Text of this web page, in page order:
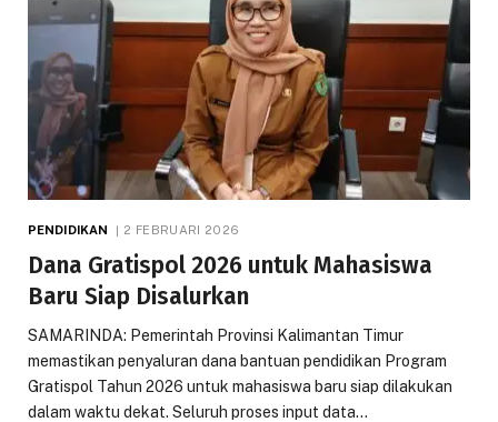
PENDIDIKAN 2 FEBRUARI 2026
Dana Gratispol 2026 untuk Mahasiswa
Baru Siap Disalurkan
SAMARINDA: Pemerintah Provinsi Kalimantan Timur
memastikan penyaluran dana bantuan pendidikan Program
Gratispol Tahun 2026 untuk mahasiswa baru siap dilakukan
dalam waktu dekat. Seluruh proses input data…